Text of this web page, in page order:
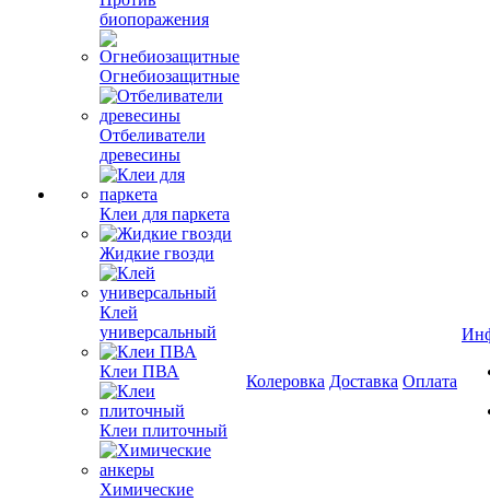
биопоражения
Огнебиозащитные
Отбеливатели
древесины
Клеи для паркета
Жидкие гвозди
Клей
универсальный
Клеи ПВА
Клеи плиточный
Химические
Колеровка Доставка Оплата